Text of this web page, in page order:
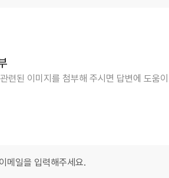
련된 이미지를 첨부해 주시면 답변에 도움